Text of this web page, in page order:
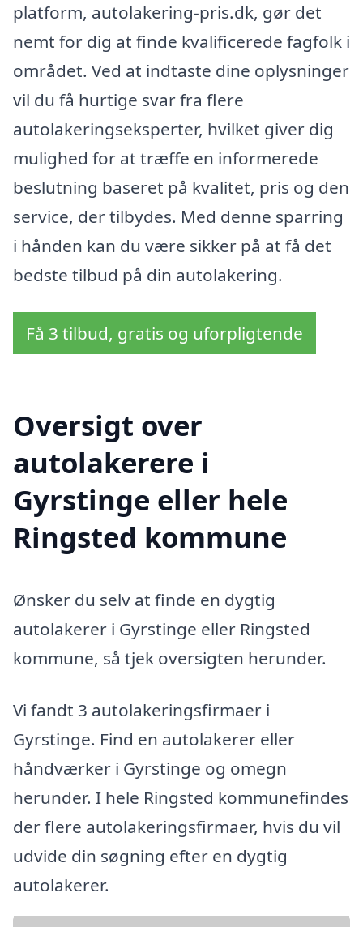
platform, autolakering-pris.dk, gør det
nemt for dig at finde kvalificerede fagfolk i
området. Ved at indtaste dine oplysninger
vil du få hurtige svar fra flere
autolakeringseksperter, hvilket giver dig
mulighed for at træffe en informerede
beslutning baseret på kvalitet, pris og den
service, der tilbydes. Med denne sparring
i hånden kan du være sikker på at få det
bedste tilbud på din autolakering.
Få 3 tilbud, gratis og uforpligtende
Oversigt over
autolakerere i
Gyrstinge eller hele
Ringsted kommune
Ønsker du selv at finde en dygtig
autolakerer i Gyrstinge eller Ringsted
kommune, så tjek oversigten herunder.
Vi fandt 3 autolakeringsfirmaer i
Gyrstinge. Find en autolakerer eller
håndværker i Gyrstinge og omegn
herunder. I hele Ringsted kommunefindes
der flere autolakeringsfirmaer, hvis du vil
udvide din søgning efter en dygtig
autolakerer.